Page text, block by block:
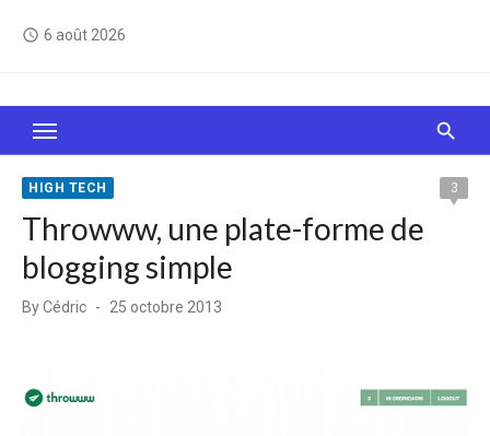
access_time 6 août 2026
Le Web, c'est comme une boîte de chocolats… On
sait jamais sur quoi on va tomber !
HIGH TECH 3
Throwww, une plate-forme de
blogging simple
ByCédric
Posted
25 octobre 2013